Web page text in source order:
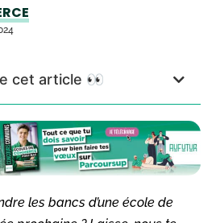
cet article 👀
les bancs d’une école de